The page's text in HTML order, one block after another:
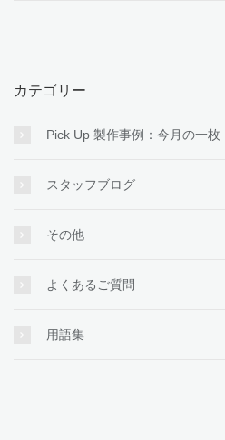
カテゴリー
Pick Up 製作事例：今月の一枚
スタッフブログ
その他
よくあるご質問
用語集